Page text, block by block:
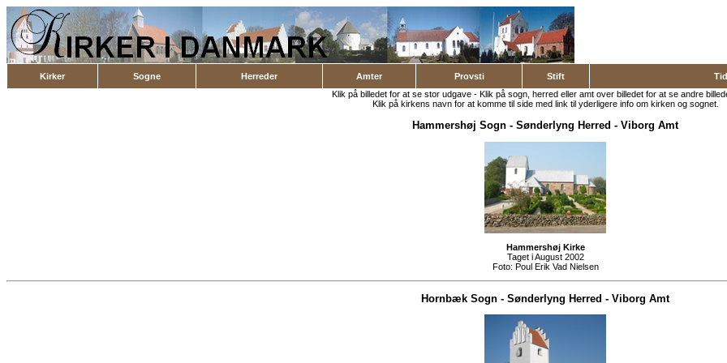
Kirker Sogne Herreder Amter Provsti Stift
Klik på billedet for at se stor udgave - Klik på sogn, herred eller amt over billedet for at se andre
Klik på kirkens navn for at komme til side med link til yderligere info om kirken og sognet.
Hammershøj Sogn - Sønderlyng Herred - Viborg Amt
Hammershøj Kirke
Taget i August 2002
Foto: Poul Erik Vad Nielsen
Hornbæk Sogn - Sønderlyng Herred - Viborg Amt